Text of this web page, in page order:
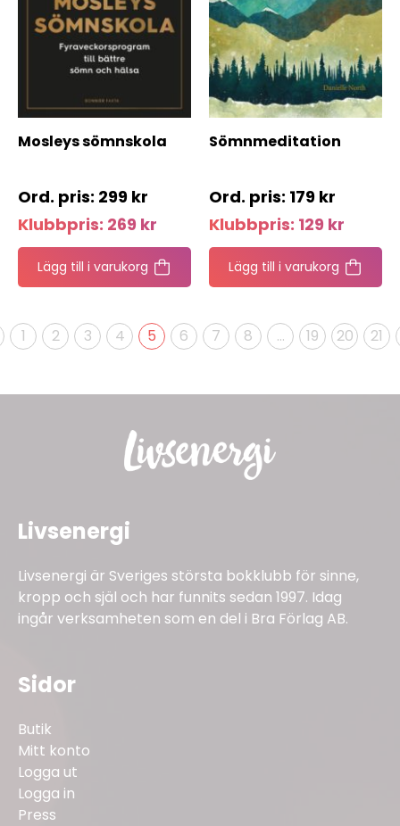
Mosleys sömnskola
299 kr
Klubbpris: 269 kr
Lägg till i varukorg
Sömnmeditation
179 kr
Klubbpris: 129 kr
Lägg till i varukorg
1 2 3 4 5 6 7 8 … 19 20 21
Livsenergi
Livsenergi är Sveriges största bokklubb för sinne,
kropp och själ och har funnits sedan 1997. Idag
ingår verksamheten som en del i Bra Förlag AB.
Sidor
Butik
Mitt konto
Logga ut
Logga in
Press